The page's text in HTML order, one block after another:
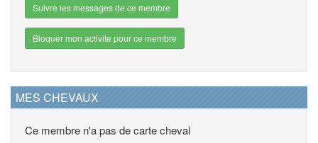
Suivre les messages de ce membre
Bloquer mon activite pour ce membre
MES CHEVAUX
Ce membre n'a pas de carte cheval